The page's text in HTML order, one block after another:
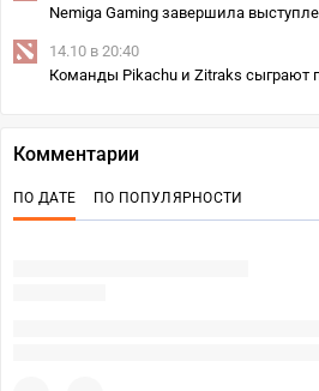
Nemiga Gaming завершила
14.10 в 20:40
Команды Pikachu и Zitraks сыграют
Комментарии
ПО ДАТЕ ПО ПОПУЛЯРНОСТИ